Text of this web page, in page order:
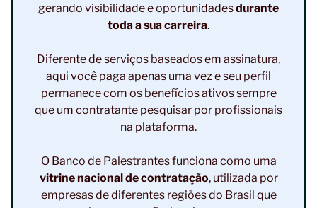
gerando visibilidade e oportunidadesdurante
toda a sua carreira.
Diferente de serviços baseados em assinatura,
aqui você paga apenas uma vez e seu perfil
permanece com os benefícios ativos sempre
que um contratante pesquisar por profissionais
na plataforma.
O Banco de Palestrantes funciona como uma
vitrine nacional de contratação, utilizada por
empresas de diferentes regiões do Brasil que